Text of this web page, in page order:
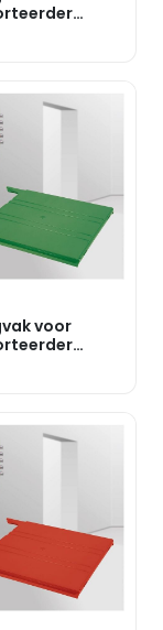
»FLAT«
voor
»FLAT«